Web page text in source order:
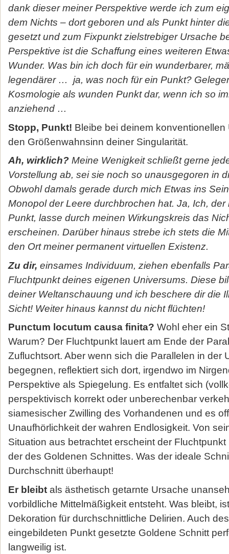
dank dieser meiner Perspektive werde ich zum
dem Nichts – dort geboren und als Punkt hinter
gesetzt und zum Fixpunkt zielstrebiger Ursache
Perspektive ist die Schaffung eines weiteren
Wunder. Was bin ich doch für ein wunderbarer,
legendärer … ja, was noch für ein Punkt?
Kosmologie als wunden Punkt dar, wenn ich so
anziehend …
Stopp, Punkt! Bleibe bei deinem
den Größenwahnsinn deiner Singularität.
Ah, wirklich? Meine Wenigkeit schließt gerne
Vorstellung ab, sei sie noch so unausgegoren in
Obwohl damals gerade durch mich Etwas ins
Monopol der Leere durchbrochen hat. Ja, Ich,
Punkt, lasse durch meinen Wirkungskreis das
erscheinen. Darüber hinaus strebe ich stets die
den Ort meiner permanent virtuellen Existenz.
Zu dir, einsames Individuum, ziehen ebenfalls
Fluchtpunkt deines eigenen Universums. Diese
deiner Weltanschauung und ich beschere dir die
Sicht! Weiter hinaus kannst du nicht flüchten!
Punctum locutum causa finita? Wohl eher ein
Warum? Der Fluchtpunkt lauert am Ende der
Zufluchtsort. Aber wenn sich die Parallelen in der
begegnen, reflektiert sich dort, irgendwo im
Perspektive als Spiegelung. Es entfaltet sich
perspektivisch korrekt oder unberechenbar
siamesischer Zwilling des Vorhandenen und es
Unaufhörlichkeit der wahren Endlosigkeit. Von
Situation aus betrachtet erscheint der
der des Goldenen Schnittes. Was der ideale
Durchschnitt überhaupt!
Er bleibt als ästhetisch getarnte Ursache
vorbildliche Mittelmäßigkeit entsteht. Was bleibt,
Dekoration für durchschnittliche Delirien. Auch
eingebildeten Punkt gesetzte Goldene Schnitt
langweilig ist.